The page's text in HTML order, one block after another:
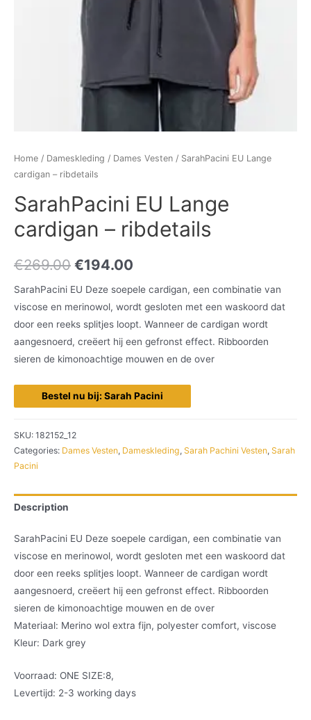
Home / Dameskleding / Dames Vesten / SarahPacini EU Lange
cardigan – ribdetails
SarahPacini EU Lange
cardigan – ribdetails
€269.00 €194.00
SarahPacini EU Deze soepele cardigan, een combinatie van
viscose en merinowol, wordt gesloten met een waskoord dat
door een reeks splitjes loopt. Wanneer de cardigan wordt
aangesnoerd, creëert hij een gefronst effect. Ribboorden
sieren de kimonoachtige mouwen en de over
Bestel nu bij: Sarah Pacini
SKU: 182152_12
Categories: Dames Vesten, Dameskleding, Sarah Pachini Vesten, Sarah
Pacini
Description
SarahPacini EU Deze soepele cardigan, een combinatie van
viscose en merinowol, wordt gesloten met een waskoord dat
door een reeks splitjes loopt. Wanneer de cardigan wordt
aangesnoerd, creëert hij een gefronst effect. Ribboorden
sieren de kimonoachtige mouwen en de over
Materiaal: Merino wol extra fijn, polyester comfort, viscose
Kleur: Dark grey
Voorraad: ONE SIZE:8,
Levertijd: 2-3 working days